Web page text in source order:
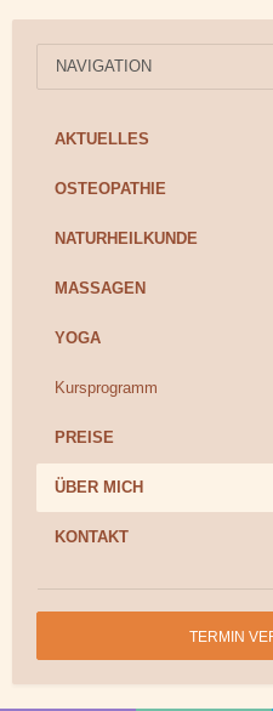
NAVIGATION
AKTUELLES
OSTEOPATHIE
NATURHEILKUNDE
MASSAGEN
YOGA
Kursprogramm
PREISE
ÜBER MICH
KONTAKT
TERMIN